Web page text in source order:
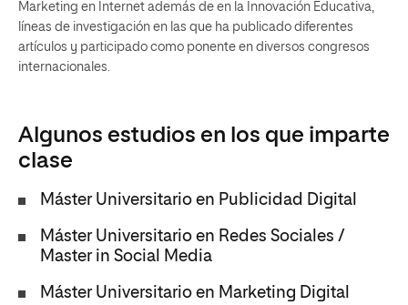
Marketing en Internet además de en la Innovación Educativa,
líneas de investigación en las que ha publicado diferentes
artículos y participado como ponente en diversos congresos
internacionales.
Algunos estudios en los que imparte
clase
Máster Universitario en Publicidad Digital
Máster Universitario en Redes Sociales /
Master in Social Media
Máster Universitario en Marketing Digital